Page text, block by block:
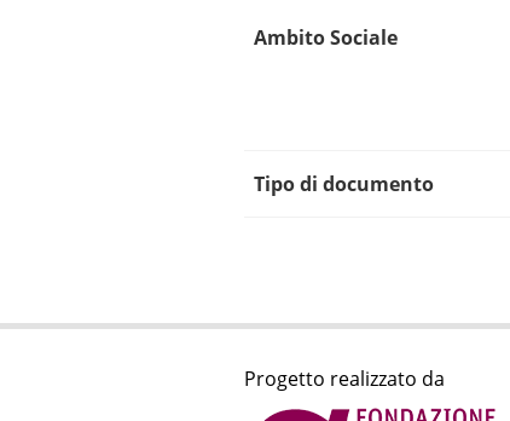
Ambito Sociale
Tipo di documento
Progetto realizzato da